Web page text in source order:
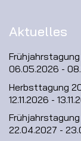
Aktuelles
06.05.2026 -
Herbsttagung
12.11.2026 -
22.04.2027 -